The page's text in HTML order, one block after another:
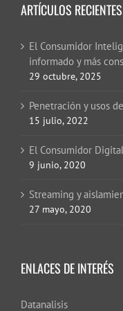
ARTÍCULOS RECIENTES
El Consumidor
informado y más
29 octubre, 2025
Penetración y usos
15 julio, 2022
El Consumidor
9 junio, 2020
Streaming y
27 mayo, 2020
ENLACES DE INTERÉS
Datanalisis